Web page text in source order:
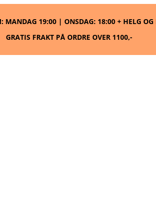
MANDAG 19:00 | ONSDAG: 18:00 + HELG OG
GRATIS FRAKT PÅ ORDRE OVER 1100,-